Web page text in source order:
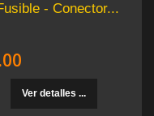
- Conector...
Ver detalles ...